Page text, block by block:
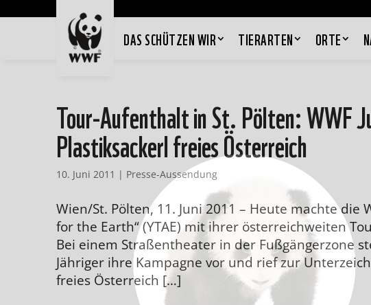
DAS SCHÜTZEN WIR TIERARTEN ORTE
Tour-Aufenthalt in St. Pölten: WWF
Plastiksackerl freies Österreich
10. Juni 2011 | Presse-Aussendung
Wien/St. Pölten, 11. Juni 2011 – Heute machte die
for the Earth“ (YTAE) mit ihrer österreichweiten
Bei einem Straßentheater in der Fußgängerzone
Jähriger ihre Kampagne vor und rief zur
freies Österreich […]